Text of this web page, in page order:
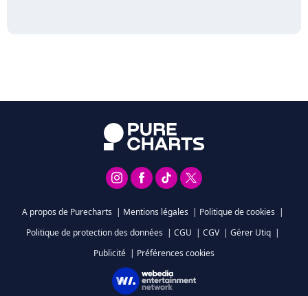
A propos de Purecharts | Mentions légales | Politique de cookies |
Politique de protection des données | CGU | CGV | Gérer Utiq |
Publicité | Préférences cookies